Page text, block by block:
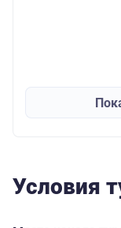
Условия